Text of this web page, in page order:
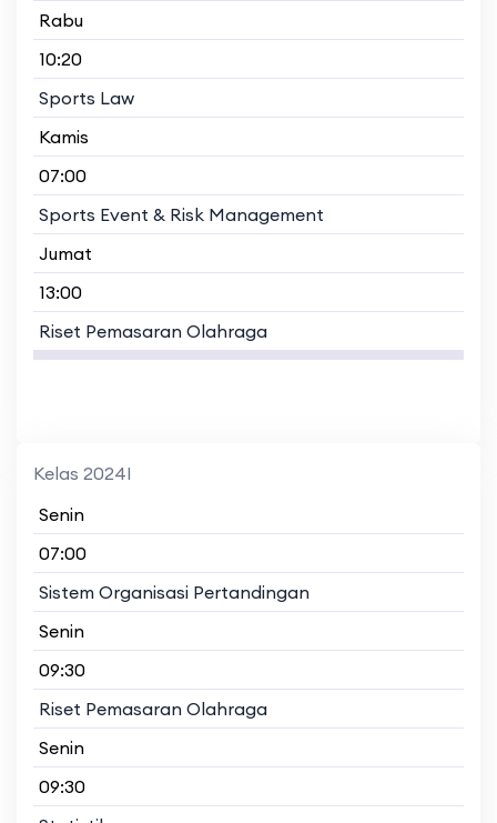
Rabu
10:20
Sports Law
Kamis
07:00
Sports Event & Risk Management
Jumat
13:00
Riset Pemasaran Olahraga
Kelas 2024I
Senin
07:00
Sistem Organisasi Pertandingan
Senin
09:30
Riset Pemasaran Olahraga
Senin
09:30